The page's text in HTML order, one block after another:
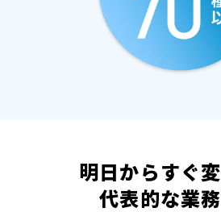
明日からすぐ変
代表的な業